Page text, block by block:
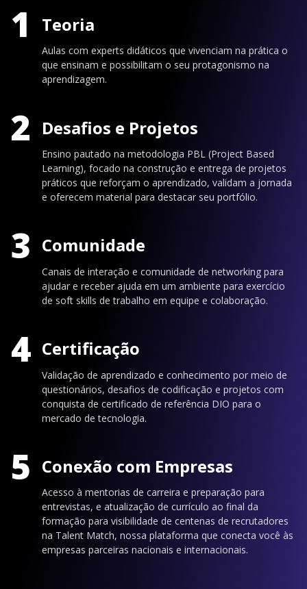
1 Teoria
Aulas com experts didáticos que vivenciam na prática o
que ensinam e possibilitam o seu protagonismo na
aprendizagem.
2 Desafios e Projetos
Ensino pautado na metodologia PBL (Project Based
Learning), focado na construção e entrega de projetos
práticos que reforçam o aprendizado, validam a jornada
e oferecem material para destacar seu portfólio.
3 Comunidade
Canais de interação e comunidade de networking para
ajudar e receber ajuda em um ambiente para exercício
de soft skills de trabalho em equipe e colaboração.
4 Certificação
Validação de aprendizado e conhecimento por meio de
questionários, desafios de codificação e projetos com
conquista de certificado de referência DIO para o
mercado de tecnologia.
5 Conexão com Empresas
Acesso à mentorias de carreira e preparação para
entrevistas, e atualização de currículo ao final da
formação para visibilidade de centenas de recrutadores
na Talent Match, nossa plataforma que conecta você às
empresas parceiras nacionais e internacionais.